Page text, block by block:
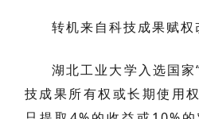
转机来自科技成果赋权
湖北工业大学入选国
技成果所有权或长期使用